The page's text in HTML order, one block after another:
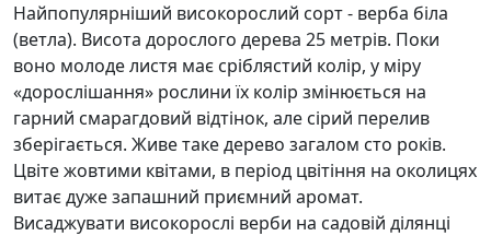
Найпопулярніший високорослий сорт - верба біла
(ветла). Висота дорослого дерева 25 метрів. Поки
воно молоде листя має сріблястий колір, у міру
«дорослішання» рослини їх колір змінюється на
гарний смарагдовий відтінок, але сірий перелив
зберігається. Живе таке дерево загалом сто років.
Цвіте жовтими квітами, в період цвітіння на околицях
витає дуже запашний приємний аромат.
Висаджувати високорослі верби на садовій ділянці